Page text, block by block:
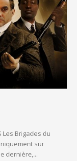
Les Brigades du
sur
dernière,...